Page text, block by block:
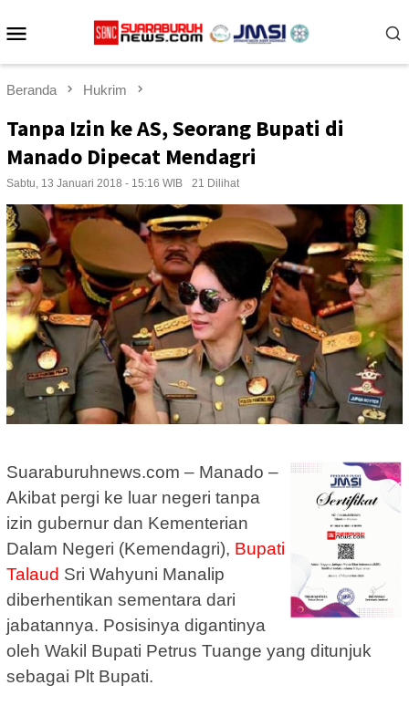
ke
Beranda Hukrim
Tanpa Izin ke AS, Seorang Bupati di
Manado Dipecat Mendagri
Sabtu, 13 Januari 2018 - 15:16 WIB 21 Dilihat
Suaraburuhnews.com – Manado –
Akibat pergi ke luar negeri tanpa
izin gubernur dan Kementerian
Dalam Negeri (Kemendagri), Bupati
Talaud Sri Wahyuni Manalip
diberhentikan sementara dari
jabatannya. Posisinya digantinya
oleh Wakil Bupati Petrus Tuange yang ditunjuk
sebagai Plt Bupati.